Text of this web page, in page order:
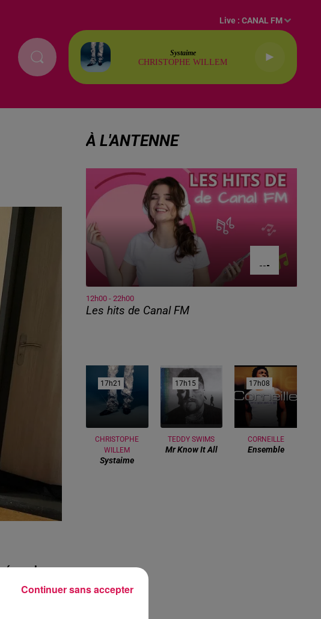
Live :CANAL FM
Systaime
CHRISTOPHE WILLEM
À L'ANTENNE
12h00 - 22h00
Les hits de Canal FM
17h21
17h21
CHRISTOPHE
WILLEM
Systaime
17h15
17h15
TEDDY SWIMS
Mr Know It All
17h08
17h08
CORNEILLE
Ensemble
Continuer sans accepter